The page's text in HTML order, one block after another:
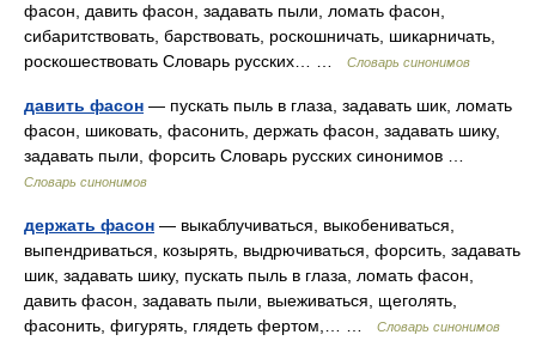
фасон, давить фасон, задавать пыли, ломать фасон,
сибаритствовать, барствовать, роскошничать, шикарничать,
роскошествовать Словарь русских… …
Словарь синонимов
давить фасон — пускать пыль в глаза, задавать шик, ломать
фасон, шиковать, фасонить, держать фасон, задавать шику,
задавать пыли, форсить Словарь русских синонимов …
Словарь синонимов
держать фасон — выкаблучиваться, выкобениваться,
выпендриваться, козырять, выдрючиваться, форсить, задавать
шик, задавать шику, пускать пыль в глаза, ломать фасон,
давить фасон, задавать пыли, выеживаться, щеголять,
фасонить, фигурять, глядеть фертом,… …
Словарь синонимов